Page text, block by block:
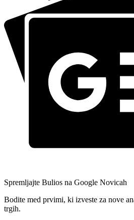
Spremljajte Bulios na Google Novicah
Bodite med prvimi, ki izveste za nove
trgih.